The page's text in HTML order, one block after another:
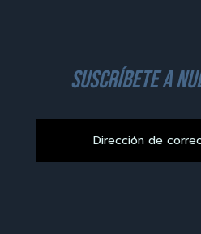
suscríbete a